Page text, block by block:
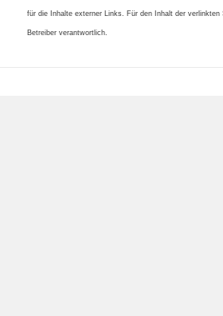
für die Inhalte externer Links. Für den Inhalt der
Betreiber verantwortlich.